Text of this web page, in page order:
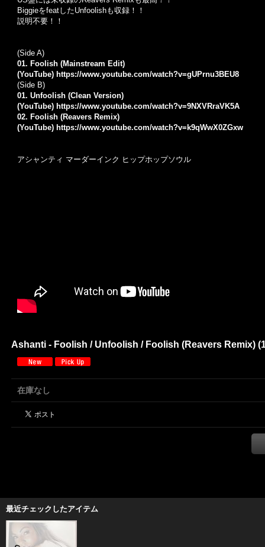
BiggieをfeatしたUnfoolishも収録！！
説明不要！！
(Side A)
01. Foolish (Mainstream Edit)
(YouTube) https://www.youtube.com/watch?v=gUPrnu3BEU8
(Side B)
01. Unfoolish (Clean Version)
(YouTube) https://www.youtube.com/watch?v=9NXVRraVK5A
02. Foolish (Reavers Remix)
(YouTube) https://www.youtube.com/watch?v=k9qWwX0ZGxw
アシャンティ マーダーインク ヒップホップソウル
Ashanti - Foolish / Unfoolish / Foolish (Reavers Remix)
在庫なし
最近チェックしたアイテム